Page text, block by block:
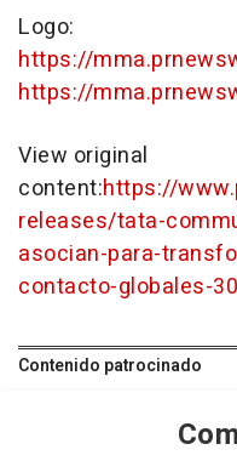
Logo:
https://
https://
View original
content:https://
releases/tata-
asocian-para-
contacto-globales-
Contenido patrocinado